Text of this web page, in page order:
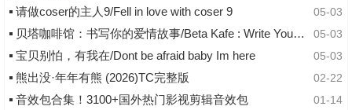
血战中死斗黑暗组织打手大块头（黎唯饰）...05-03
请做coser的主人9/Fell in love with coser 9
05-03
贝塔咖啡馆：书写你的爱情故事/Beta Kafe : Write Your Love Story
05-03
宝贝别怕，有我在/Dont be afraid baby Im here
02-22
熊出没·年年有熊 (2026)TC完整版
01-14
音效包合集！3100+国外热门影视剪辑音效包